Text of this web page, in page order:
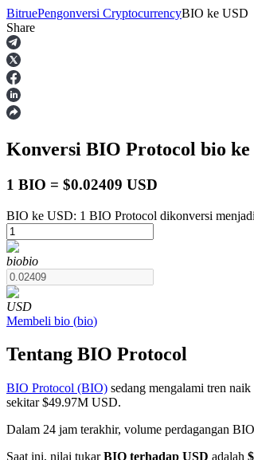
Berjangka
USDT Berjangka
Kontrak berjangka menggunakan USDT
COIN-M Berjangka
Mata Uang Kripto Berjangka
BitruePengonversi CryptocurrencyBIO ke USD
Share
Konversi BIO Protocol bio
1 BIO = $0.02409 USD
BIO ke USD: 1 BIO Protocol dikonversi
biobio
USD
Membeli bio (bio)
Tentang BIO Protocol
BIO Protocol (BIO) sedang mengalami tren
sekitar $49.97M USD.
Dalam 24 jam terakhir, volume perdagangan
Saat ini, nilai tukarBIO terhadap USD adalah